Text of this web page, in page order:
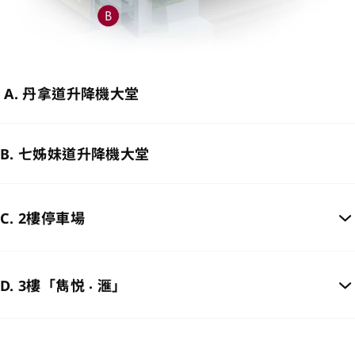
A. 丹拿道升降機大堂
B. 七姊妹道升降機大堂
C. 2樓停車場
D. 3樓「雋悦 ‧ 滙」